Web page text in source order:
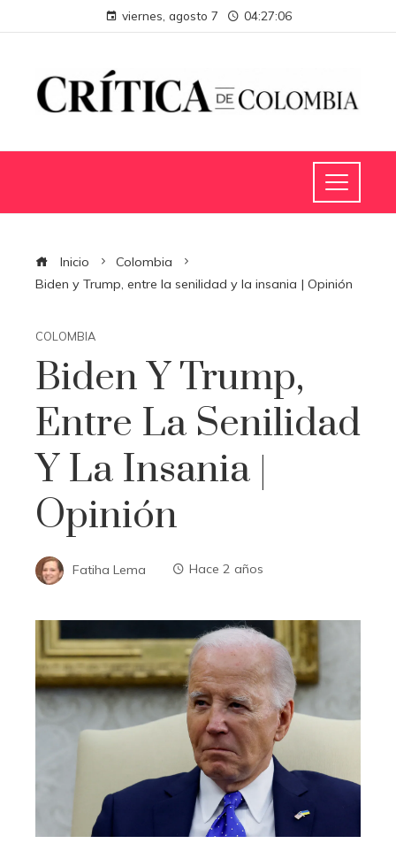
viernes, agosto 7 04:27:06
Inicio
Colombia
Biden y Trump, entre la senilidad y la insania | Opinión
COLOMBIA
Biden Y Trump,
Entre La Senilidad
Y La Insania |
Opinión
Fatiha Lema Hace 2 años